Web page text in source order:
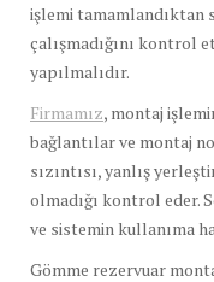
işlemi tamamlandıktan
çalışmadığını kontrol
yapılmalıdır.
Firmamız, montaj
bağlantılar ve montaj
sızıntısı, yanlış
olmadığı kontrol eder.
ve sistemin kullanıma
Gömme rezervuar